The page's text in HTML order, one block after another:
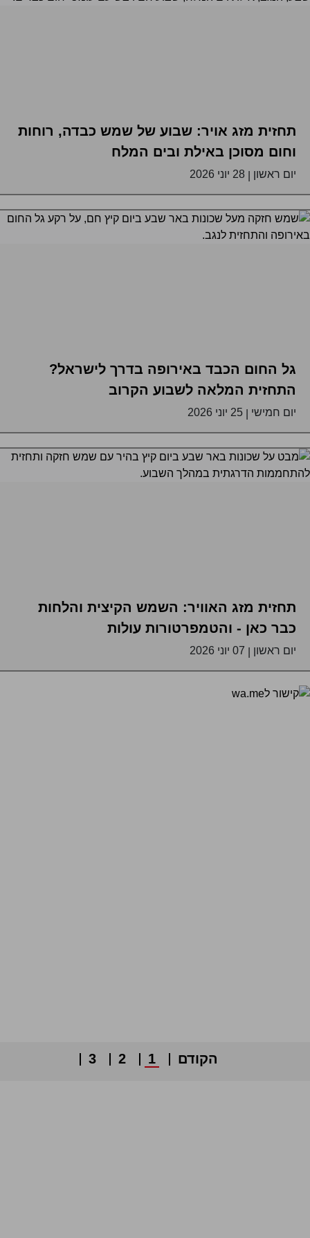
תחזית מזג אויר: שבוע של שמש כבדה, רוחות
וחום מסוכן באילת ובים המלח
יום ראשון 28 יוני 2026
גל החום הכבד באירופה בדרך לישראל?
התחזית המלאה לשבוע הקרוב
יום חמישי 25 יוני 2026
תחזית מזג האוויר: השמש הקיצית והלחות
כבר כאן - והטמפרטורות עולות
יום ראשון 07 יוני 2026
הקודם 1
2
3